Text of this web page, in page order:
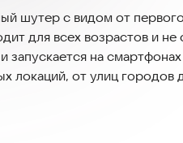
шутер с видом от
для всех возрастов и
запускается на
локаций, от улиц
— от пулемётов до
защитники, тяжёлые